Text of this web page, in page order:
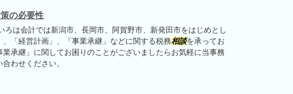
の必要性
ろは会計では新潟市、長岡市、阿賀野市、新発田市をはじめとし
、「経営計画」、「事業承継」などに関する税務相談を承ってお
業承継」に関してお困りのことがございましたらお気軽に当事務
わせください。